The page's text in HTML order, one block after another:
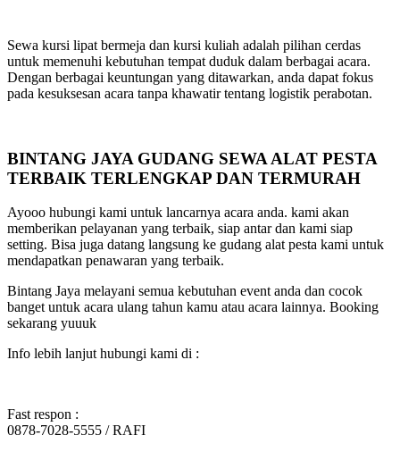
Sewa kursi lipat bermeja dan kursi kuliah adalah pilihan cerdas
untuk memenuhi kebutuhan tempat duduk dalam berbagai acara.
Dengan berbagai keuntungan yang ditawarkan, anda dapat fokus
pada kesuksesan acara tanpa khawatir tentang logistik perabotan.
BINTANG JAYA GUDANG SEWA ALAT PESTA
TERBAIK TERLENGKAP DAN TERMURAH
Ayooo hubungi kami untuk lancarnya acara anda. kami akan
memberikan pelayanan yang terbaik, siap antar dan kami siap
setting. Bisa juga datang langsung ke gudang alat pesta kami untuk
mendapatkan penawaran yang terbaik.
Bintang Jaya melayani semua kebutuhan event anda dan cocok
banget untuk acara ulang tahun kamu atau acara lainnya. Booking
sekarang yuuuk
Info lebih lanjut hubungi kami di :
Fast respon :
0878-7028-5555 / RAFI